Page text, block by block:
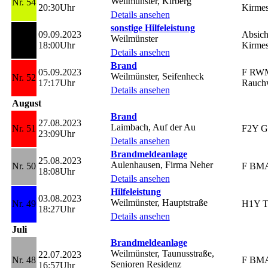
Nr. 54
20:30Uhr
Details ansehen
09.09.2023
18:00Uhr
sonstige Hilfeleistung
Weilmünster
Details ansehen
Nr. 52
05.09.2023
17:17Uhr
Brand
Weilmünster, Seifenheck
Details ansehen
F
August
Nr. 51
27.08.2023
23:09Uhr
Brand
Laimbach, Auf der Au
Details ansehen
F2Y
Nr. 50
25.08.2023
18:08Uhr
Brandmeldeanlage
Aulenhausen, Firma Neher
Details ansehen
F
Nr. 49
03.08.2023
18:27Uhr
Hilfeleistung
Weilmünster, Hauptstraße
Details ansehen
H1Y
Juli
Nr. 48
22.07.2023
16:57Uhr
Brandmeldeanlage
Weilmünster, Taunusstraße,
Senioren Residenz
F